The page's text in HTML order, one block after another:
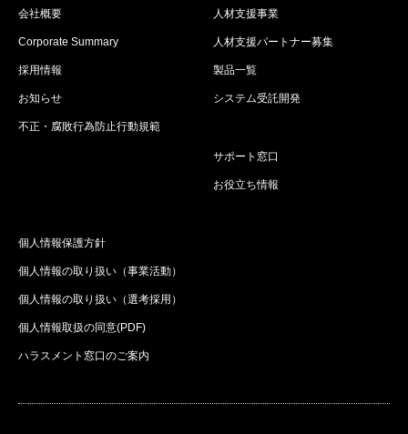
会社概要
Corporate Summary
採用情報
お知らせ
不正・腐敗行為防止行動規範
人材支援事業
人材支援パートナー募集
製品一覧
システム受託開発
サポート窓口
お役立ち情報
個人情報保護方針
個人情報の取り扱い（事業活動）
個人情報の取り扱い（選考採用）
個人情報取扱の同意(PDF)
ハラスメント窓口のご案内